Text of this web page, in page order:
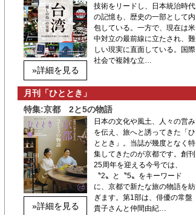
»詳細を見る
技術をリードし、日本統治時代
の記憶も、歴史の一部として内
包している。一方で、現在は米
中対立の最前線に立たされ、難
しい現実に直面している。国際
社会で複雑な立…
月刊「ひととき」
特集:京都 2と5の物語
»詳細を見る
日本の文化や風土、人々の営み
を伝え、旅へと誘ってきた「ひ
ととき」。当誌が幾度となく特
集してきたのが京都です。創刊
25周年を迎える今号では、
〝2〟と〝5〟をキーワード
に、京都で新たな旅の物語を紡
ぎます。第1部は、俳優の常盤
貴子さんと仲間由紀…